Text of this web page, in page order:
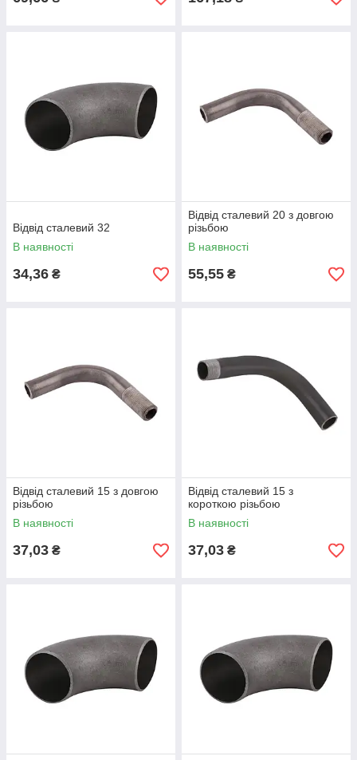
Відвід сталевий 32
В наявності
34,36 ₴
Відвід сталевий 20 з довгою
різьбою
В наявності
55,55 ₴
Відвід сталевий 15 з довгою
різьбою
В наявності
37,03 ₴
Відвід сталевий 15 з
короткою різьбою
В наявності
37,03 ₴